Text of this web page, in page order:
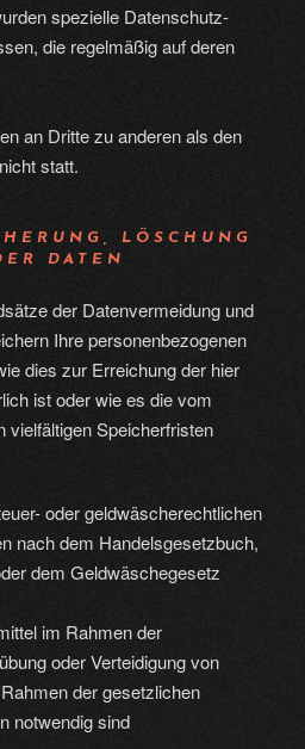
spezielle Datenschutz-
die regelmäßig auf deren
an Dritte zu anderen als den
statt.
LÖSCHUNG
DATEN
der Datenvermeidung und
Ihre personenbezogenen
dies zur Erreichung der hier
ist oder wie es die vom
vielfältigen Speicherfristen
oder geldwäscherechtlichen
nach dem Handelsgesetzbuch,
dem Geldwäschegesetz
im Rahmen der
oder Verteidigung von
der gesetzlichen
notwendig sind